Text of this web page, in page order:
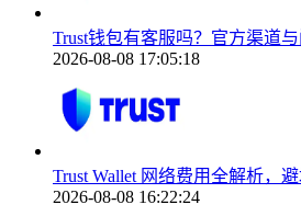
Trust钱包有客服吗？官方渠道
2026-08-08 17:05:18
Trust Wallet 网络费用全解析，
2026-08-08 16:22:24